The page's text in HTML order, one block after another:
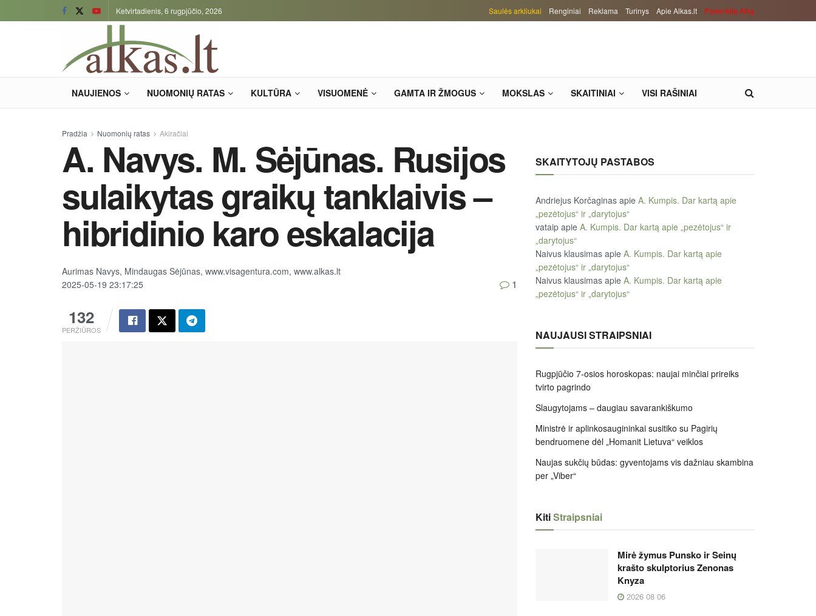
Ketvirtadienis, 6 rugpjūčio, 2026 Saulės arkliukai Renginiai Reklama Turinys Apie Alkas.lt Paremkite Alką
NAUJIENOS NUOMONIŲ RATAS KULTŪRA VISUOMENĖ GAMTA IR ŽMOGUS MOKSLAS SKAITINIAI VISI RAŠINIAI
Pradžia Nuomonių ratas Akiračiai
A. Navys. M. Sėjūnas. Rusijos
sulaikytas graikų tanklaivis –
hibridinio karo eskalacija
Aurimas Navys, Mindaugas Sėjūnas, www.visagentura.com, www.alkas.lt
2025-05-19 23:17:25
132
PERŽIŪROS
1
SKAITYTOJŲ PASTABOS
Andriejus Korčaginas apie A. Kumpis. Dar kartą apie
„pezėtojus“ ir „darytojus“
vataip apie A. Kumpis. Dar kartą apie „pezėtojus“ ir
„darytojus“
Naivus klausimas apie A. Kumpis. Dar kartą apie
„pezėtojus“ ir „darytojus“
Naivus klausimas apie A. Kumpis. Dar kartą apie
„pezėtojus“ ir „darytojus“
NAUJAUSI STRAIPSNIAI
Rugpjūčio 7-osios horoskopas: naujai minčiai prireiks
tvirto pagrindo
Slaugytojams – daugiau savarankiškumo
Ministrė ir aplinkosaugininkai susitiko su Pagirių
bendruomene dėl „Homanit Lietuva“ veiklos
Naujas sukčių būdas: gyventojams vis dažniau skambina
per „Viber“
KitiStraipsniai
Mirė žymus Punsko ir Seinų
krašto skulptorius Zenonas
Knyza
2026 08 06